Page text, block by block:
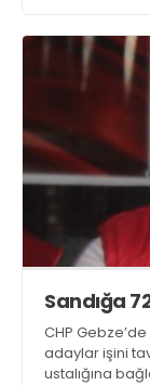
CHP
adaylar işini
ustalığına